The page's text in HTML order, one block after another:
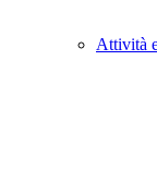
Attività